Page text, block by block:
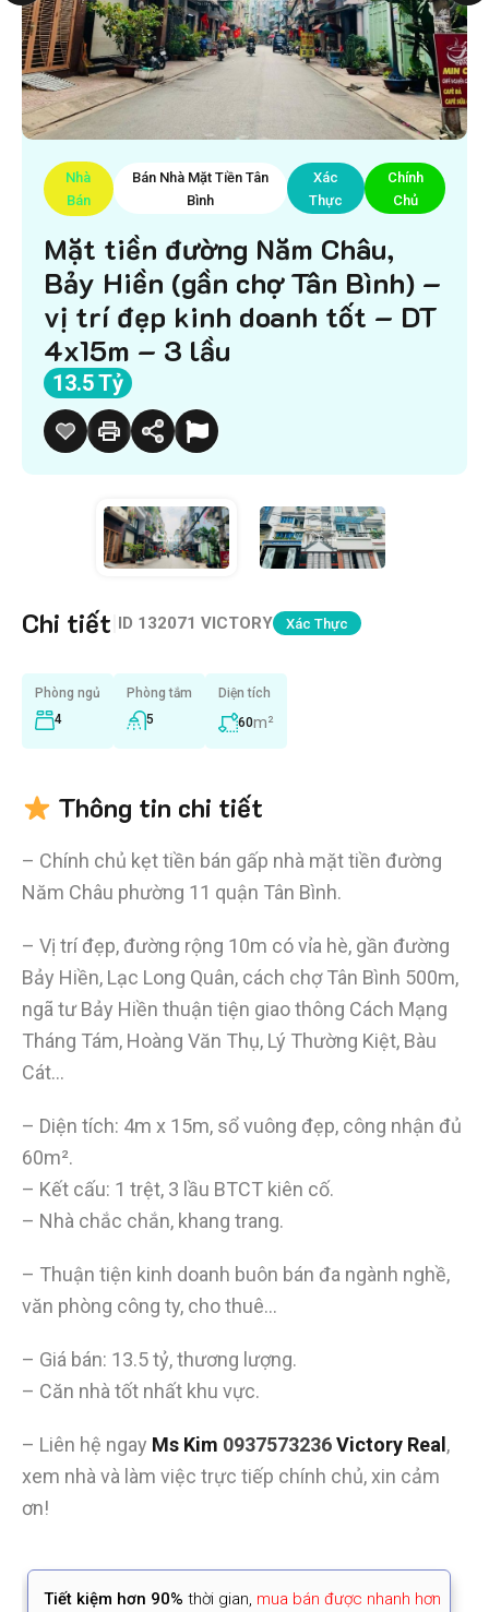
Nhà
Bán
Bán Nhà Mặt Tiền Tân
Bình
Xác
Thực
Chính
Chủ
Mặt tiền đường Năm Châu,
Bảy Hiền (gần chợ Tân Bình) –
vị trí đẹp kinh doanh tốt – DT
4x15m – 3 lầu
13.5 Tỷ
Chi tiết ID 132071 VICTORY Xác Thực
Phòng ngủ
4
Phòng tắm
5
Diện tích
60m²
Thông tin chi tiết
– Chính chủ kẹt tiền bán gấp nhà mặt tiền đường
Năm Châu phường 11 quận Tân Bình.
– Vị trí đẹp, đường rộng 10m có vỉa hè, gần đường
Bảy Hiền, Lạc Long Quân, cách chợ Tân Bình 500m,
ngã tư Bảy Hiền thuận tiện giao thông Cách Mạng
Tháng Tám, Hoàng Văn Thụ, Lý Thường Kiệt, Bàu
Cát…
– Diện tích: 4m x 15m, sổ vuông đẹp, công nhận đủ
60m².
– Kết cấu: 1 trệt, 3 lầu BTCT kiên cố.
– Nhà chắc chắn, khang trang.
– Thuận tiện kinh doanh buôn bán đa ngành nghề,
văn phòng công ty, cho thuê…
– Giá bán: 13.5 tỷ, thương lượng.
– Căn nhà tốt nhất khu vực.
– Liên hệ ngay Ms Kim 0937573236Victory Real ,
xem nhà và làm việc trực tiếp chính chủ, xin cảm
ơn!
Tiết kiệm hơn 90% thời gian, mua bán được nhanh hơn